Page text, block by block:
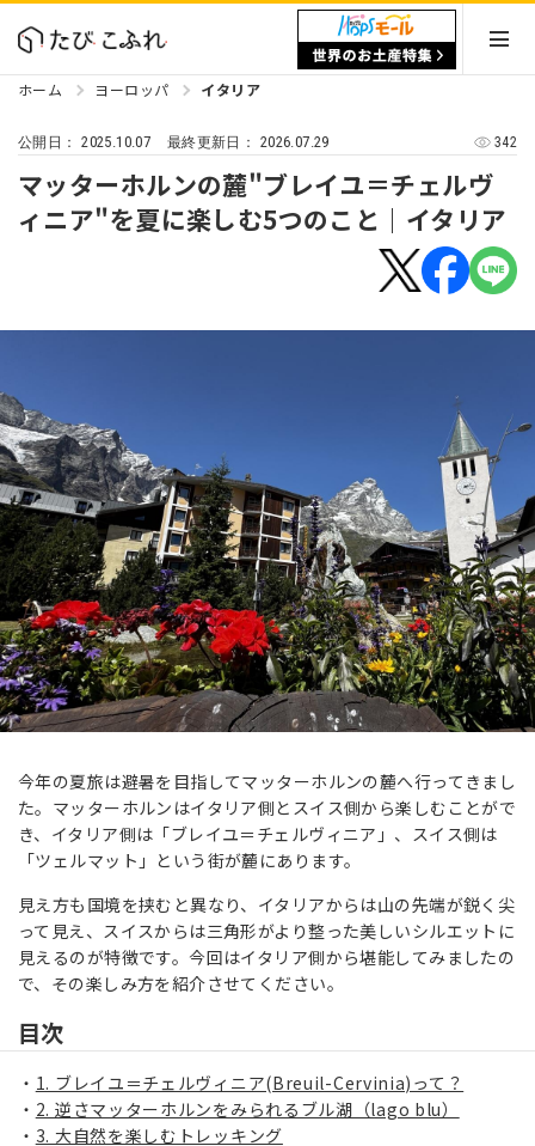
ホーム ヨーロッパ イタリア
公開日：2025.10.07 最終更新日： 2026.07.29 342
マッターホルンの麓"ブレイユ＝チェルヴ
ィニア"を夏に楽しむ5つのこと｜イタリア
今年の夏旅は避暑を目指してマッターホルンの麓へ行ってきまし
た。マッターホルンはイタリア側とスイス側から楽しむことがで
き、イタリア側は「ブレイユ＝チェルヴィニア」、スイス側は
「ツェルマット」という街が麓にあります。
見え方も国境を挟むと異なり、イタリアからは山の先端が鋭く尖
って見え、スイスからは三角形がより整った美しいシルエットに
見えるのが特徴です。今回はイタリア側から堪能してみましたの
で、その楽しみ方を紹介させてください。
目次
1. ブレイユ＝チェルヴィニア(Breuil-Cervinia)って？
2. 逆さマッターホルンをみられるブル湖（lago blu）
3. 大自然を楽しむトレッキング